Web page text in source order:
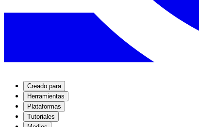
Creado para
Herramientas
Plataformas
Tutoriales